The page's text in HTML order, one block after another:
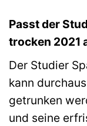
Passt der
trocken 2021
Der Studier
kann
getrunken
und seine